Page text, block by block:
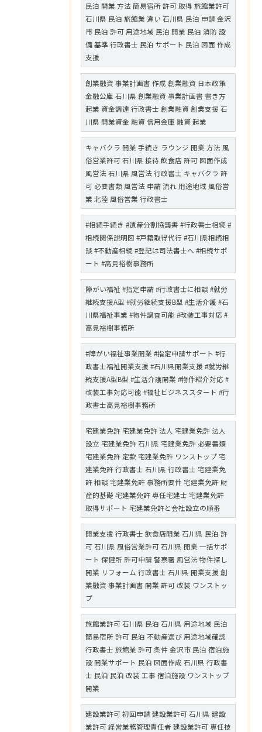
民泊 開業 方法 簡易宿所 許可 取得 旅館業許可
石川県 民泊 旅館業 違い 石川県 民泊 申請 金沢
市 民泊 許可 用途地域 民泊 開業 民泊 消防 設
備 基準 行政書士 民泊 サポート 民泊 図面 作成
支援
創業融資 事業計画書 作成 創業融資 日本政策
金融公庫 石川県 創業融資 事業計画書 書き方
起業 資金調達 行政書士 創業融資 創業支援 石
川県 開業資金 融資 信用金庫 融資 起業
キャバクラ 開業 手続き ラウンジ 開業 方法 風
俗営業許可 石川県 接待 飲食店 許可 図面作成
風営法 石川県 風営法 行政書士 キャバクラ 許
可 必要書類 風営法 申請 流れ 用途地域 風俗営
業 北陸 風俗営業 行政書士
#相続手続き #遺産分割協議書 #行政書士相続 #
相続関係説明図 #戸籍取得代行 #石川県相続相
談 #不動産相続 #登記は司法書士へ #相続サポ
ート #高見裕樹事務所
障がい福祉 #指定申請 #行政書士に相談 #就労
継続支援A型 #就労継続支援B型 #生活介護 #石
川県福祉事業 #物件調査可能 #改装工事対応 #
高見裕樹事務所
#障がい福祉事業開業 #指定申請サポート #行
政書士福祉開業支援 #石川県開業支援 #就労継
続支援A型B型 #生活介護開業 #物件紹介対応 #
改装工事対応可能 #福祉ビジネススタート #行
政書士高見裕樹事務所
宅建業免許 宅建業免許 法人 宅建業免許 法人
設立 宅建業免許 石川県 宅建業免許 必要書類
宅建業免許 定款 宅建業免許 ワンストップ 宅
建業免許 行政書士 石川県 行政書士 宅建業免
許 相談 宅建業免許 事務所要件 宅建業免許 財
産的基礎 宅建業免許 専任宅建士 宅建業免許
取得サポート 宅建業免許と会社設立の順番
開業支援 行政書士 飲食店開業 石川県 民泊 許
可 石川県 風俗営業許可 石川県 開業 一括サポ
ート 保健所 許可申請 警察署 風営法 物件探し
開業 リフォーム 行政書士 石川県 開業支援 創
業融資 事業計画書 開業 許可 改装 ワンストッ
プ
旅館業許可 石川県 民泊 石川県 用途地域 民泊
簡易宿所 許可 民泊 不動産選び 用途地域確認
行政書士 旅館業 許可 条件 金沢市 民泊 宿泊施
設 開業サポート 民泊 図面作成 石川県 行政書
士 民泊 民泊 改装 工事 宿泊施設 ワンストップ
開業
建設業許可 初回申請 建設業許可 石川県 建設
業許可 経営業務管理責任者 建設業許可 専任技